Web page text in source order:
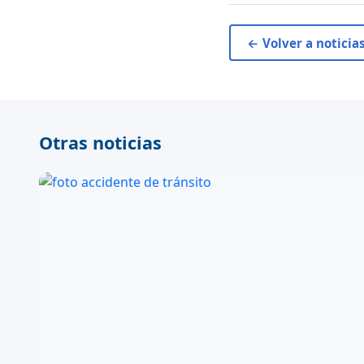
← Volver a
Otras noticias